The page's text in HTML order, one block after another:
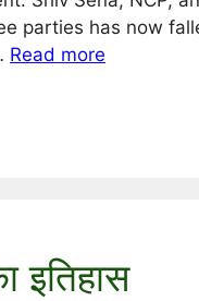
parties has now
Read more
इतिहास